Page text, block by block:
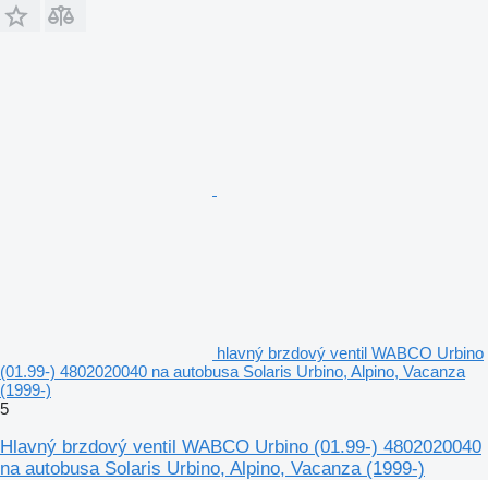
hlavný brzdový ventil WABCO Urbino
(01.99-) 4802020040 na autobusa Solaris Urbino, Alpino, Vacanza
(1999-)
5
Hlavný brzdový ventil WABCO Urbino (01.99-) 4802020040
na autobusa Solaris Urbino, Alpino, Vacanza (1999-)